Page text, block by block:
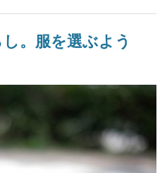
。服を選ぶよう